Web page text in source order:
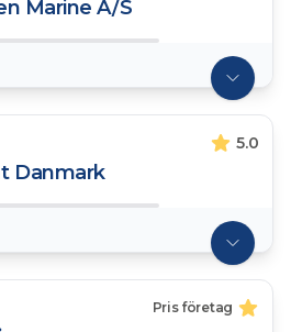
Marine A/S
5.0
Danmark
Pris företag